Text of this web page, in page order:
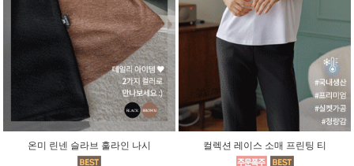
온미 린넨 슬라브 훌라인 나시 컬렉션 레이스 소매 프린팅 티